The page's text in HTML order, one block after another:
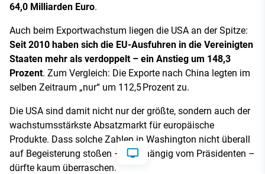
64,0 Milliarden Euro.
Auch beim Exportwachstum liegen die USA an der Spitze:
Seit 2010 haben sich die EU-Ausfuhren in die Vereinigten
Staaten mehr als verdoppelt – ein Anstieg um 148,3
Prozent. Zum Vergleich: Die Exporte nach China legten im
selben Zeitraum „nur“ um 112,5 Prozent zu.
Die USA sind damit nicht nur der größte, sondern auch der
wachstumsstärkste Absatzmarkt für europäische
Produkte. Dass solche Zahlen in Washington nicht überall
auf Begeisterung stoßen – unabhängig vom Präsidenten –
dürfte kaum überraschen.